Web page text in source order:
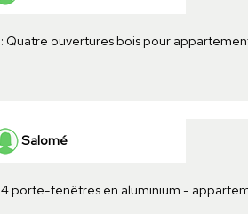
: Quatre ouvertures bois pour
Salomé
4 porte-fenêtres en aluminium -